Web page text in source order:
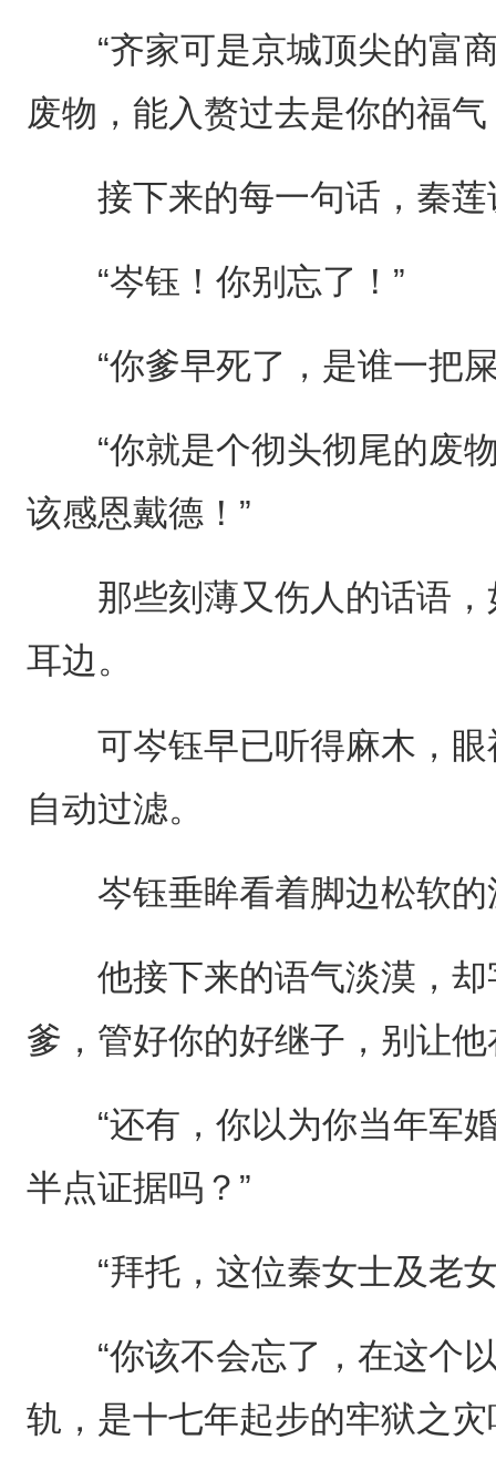
“齐家可是京城顶尖的富商
废物，能入赘过去是你的福
接下来的每一句话，秦莲
“岑钰！你别忘了！”
“你爹早死了，是谁一把屎
“你就是个彻头彻尾的废物
该感恩戴德！”
那些刻薄又伤人的话语，
耳边。
可岑钰早已听得麻木，眼
自动过滤。
岑钰垂眸看着脚边松软的
他接下来的语气淡漠，却
爹，管好你的好继子，别让
“还有，你以为你当年军婚
半点证据吗？”
“拜托，这位秦女士及老女
“你该不会忘了，在这个以
轨，是十七年起步的牢狱之灾